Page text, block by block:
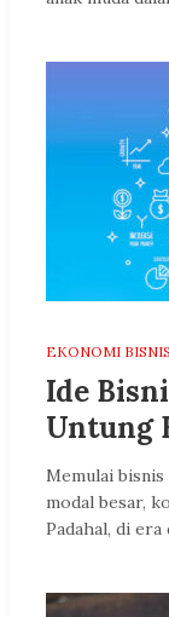
EKONOMI BISNIS
Ide
Untung
Memulai
modal besar,
Padahal, di